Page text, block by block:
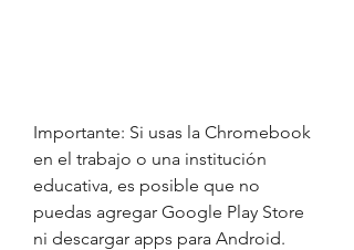
Importante: Si usas la Chromebook
en el trabajo o una institución
educativa, es posible que no
puedas agregar Google Play Store
ni descargar apps para Android.